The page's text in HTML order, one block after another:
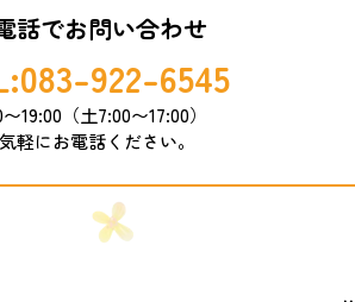
話でお問い合わせ
922-6545
19:00（土7:00〜17:00）
軽にお電話ください。